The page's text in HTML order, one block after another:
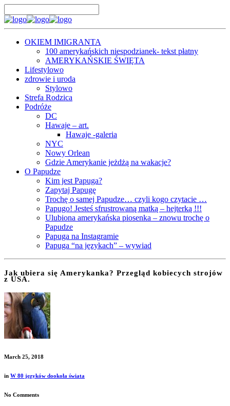
OKIEM IMIGRANTA
100 amerykańskich niespodzianek- tekst płatny
AMERYKAŃSKIE ŚWIĘTA
Lifestylowo
zdrowie i uroda
Stylowo
Strefa Rodzica
Podróże
DC
Hawaje – art.
Hawaje -galeria
NYC
Nowy Orlean
Gdzie Amerykanie jeżdżą na wakacje?
O Papudze
Kim jest Papuga?
Zapytaj Papugę
Trochę o samej Papudze… czyli kogo czytacie …
Papugo! Jesteś sfrustrowaną matką – hejterką !!!
Ulubiona amerykańska piosenka – znowu trochę o
Papudze
Papuga na Instagramie
Papuga “na językach” – wywiad
Jak ubiera się Amerykanka? Przegląd kobiecych strojów
z USA.
March 25, 2018
in W 80 języków dookoła świata
No Comments